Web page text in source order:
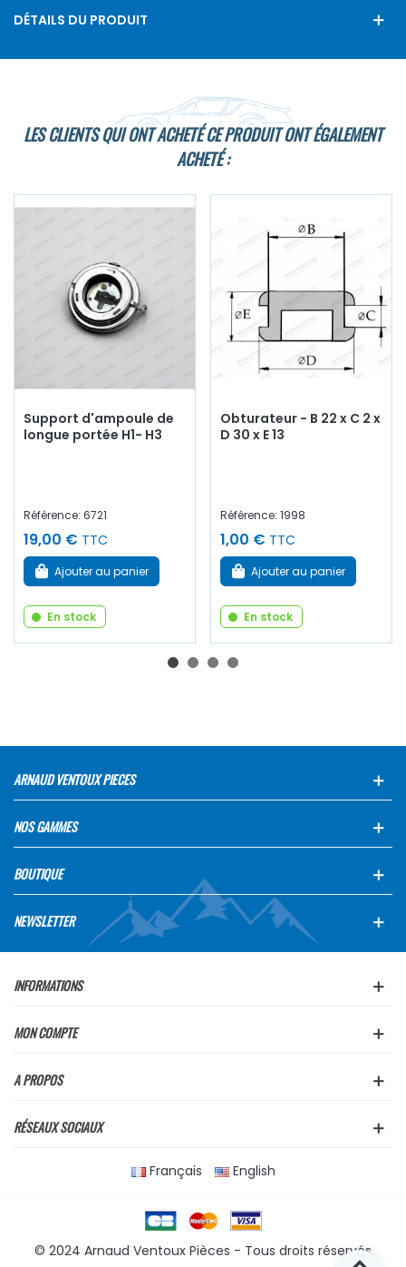
DÉTAILS DU PRODUIT
LES CLIENTS QUI ONT ACHETÉ CE PRODUIT ONT ÉGALEMENT
ACHETÉ :
Support d'ampoule de
longue portée H1- H3
Référence: 6721
19,00 € TTC
Ajouter au panier
En stock
Obturateur - B 22 x C 2 x
D 30 x E 13
Référence: 1998
1,00 € TTC
Ajouter au panier
En stock
ARNAUD VENTOUX PIECES
NOS GAMMES
BOUTIQUE
NEWSLETTER
INFORMATIONS
MON COMPTE
A PROPOS
RÉSEAUX SOCIAUX
Français English
© 2024 Arnaud Ventoux Pièces - Tous droits réservés